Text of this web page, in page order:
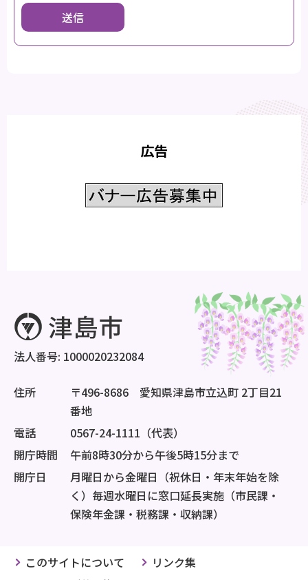
広告
法人番号: 1000020232084
住所
〒496-8686 愛知県津島市立込町 2丁目21
番地
電話
0567-24-1111（代表）
開庁時間
午前8時30分から午後5時15分まで
開庁日
月曜日から金曜日（祝休日・年末年始を除
く）毎週水曜日に窓口延長実施（市民課・
保険年金課・税務課・収納課）
このサイトについて
リンク集